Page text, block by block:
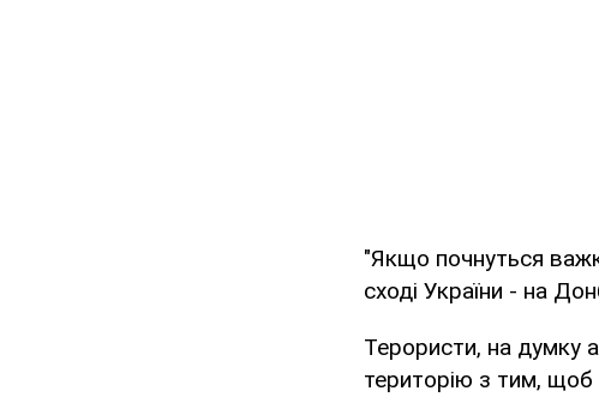
"Якщо почнуться
сході України - на
Терористи, на думку
територію з тим,